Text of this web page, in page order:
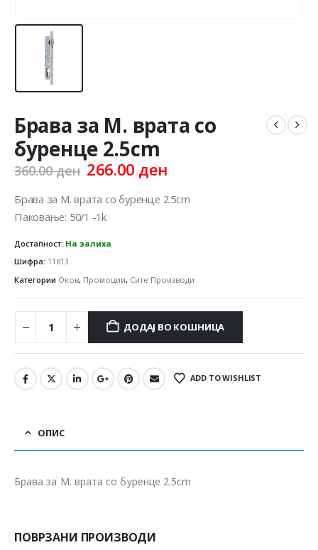
Брава за М. врата со
буренце 2.5cm
360.00ден Original
was:
360.00 ден.
266.00 денCurrent
is:
Брава за М. врата со буренце 2.5cm
Паковање: 50/1 -1k
Достапност: На залиха
Шифра: 11813
Категории Оков, Промоции, Сите Производи
ДОДАЈ ВО КОШНИЦА
ADD TO WISHLIST
ОПИС
Брава за М. врата со буренце 2.5cm
ПОВРЗАНИ ПРОИЗВОДИ